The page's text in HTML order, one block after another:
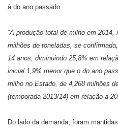
à do ano passado.
“A produção total de milho em
milhões de toneladas, se
14 anos, diminuindo 25,8% em
inicial 1,9% menor que o do ano
milho no Estado, de 4,268 milhões
(temporada 2013/14) em relação a
Do lado da demanda, foram